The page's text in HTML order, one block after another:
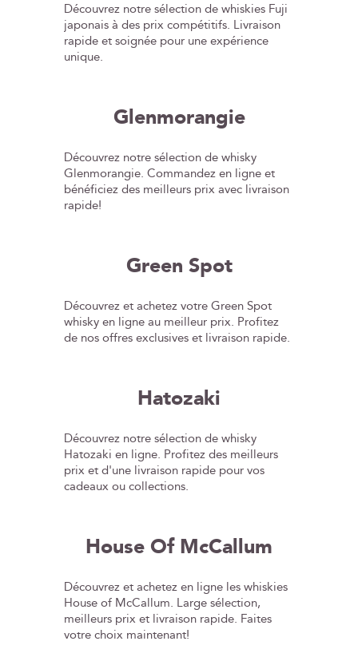
Découvrez notre sélection de whiskies Fuji
japonais à des prix compétitifs. Livraison
rapide et soignée pour une expérience
unique.
Glenmorangie
Découvrez notre sélection de whisky
Glenmorangie. Commandez en ligne et
bénéficiez des meilleurs prix avec livraison
rapide!
Green Spot
Découvrez et achetez votre Green Spot
whisky en ligne au meilleur prix. Profitez
de nos offres exclusives et livraison rapide.
Hatozaki
Découvrez notre sélection de whisky
Hatozaki en ligne. Profitez des meilleurs
prix et d'une livraison rapide pour vos
cadeaux ou collections.
House Of McCallum
Découvrez et achetez en ligne les whiskies
House of McCallum. Large sélection,
meilleurs prix et livraison rapide. Faites
votre choix maintenant!